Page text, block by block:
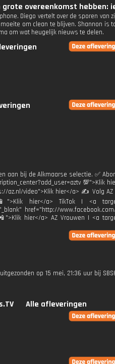
grote overeenkomst hebben:
Diego vertelt over de sporen van
om clean te blijven. Shannon is
om wat heugelijk nieuws te delen.
aan bij de Alkmaarse selectie. ✅
💯">Klik
az.nl/video">Klik hier</a> ✍ Volg AZ
hier</a> TikTok | <a
href="http://
hier</a> AZ Vrouwen | <a
op 15 mei, 21:36 uur bij
Alle afleveringen